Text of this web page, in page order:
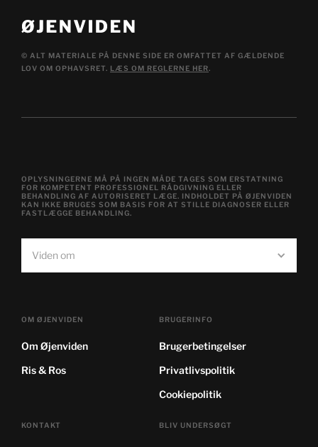
© ALT MATERIALE PÅ DENNE SIDE ER OMFATTET AF GÆLDENDE
LOV OM OPHAVSRET. LÆS OM REGLERNE HER.
Viden om
OPLYSNINGERNE MÅ PÅ INGEN MÅDE TAGES SOM ERSTATNING
FOR KOMPETENT PROFESSIONEL RÅDGIVNING ELLER
BEHANDLING AF AUTORISERET LÆGE. INDHOLDET PÅ ØJENVIDEN
KAN IKKE BRUGES SOM BASIS FOR AT STILLE DIAGNOSER ELLER
FASTLÆGGE BEHANDLING.
OM ØJENVIDEN
Om Øjenviden
Ris & Ros
BRUGERINFO
Brugerbetingelser
Privatlivspolitik
Cookiepolitik
KONTAKT BLIV UNDERSØGT